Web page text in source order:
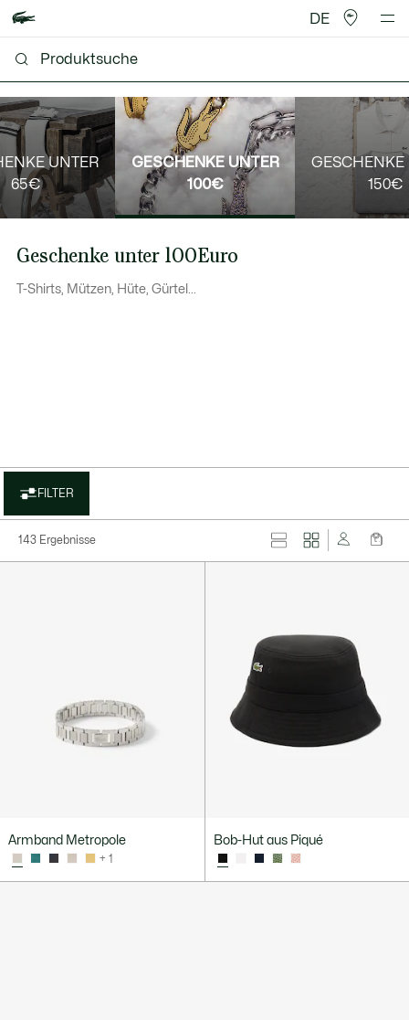
DE
UNTER
65€
GESCHENKE UNTER
100€
GESCHENKE
150€
Geschenke unter 100Euro
T-Shirts, Mützen, Hüte, Gürtel...
FILTER
143 Ergebnisse
Armband Metropole
+ 1
Bob-Hut aus Piqué